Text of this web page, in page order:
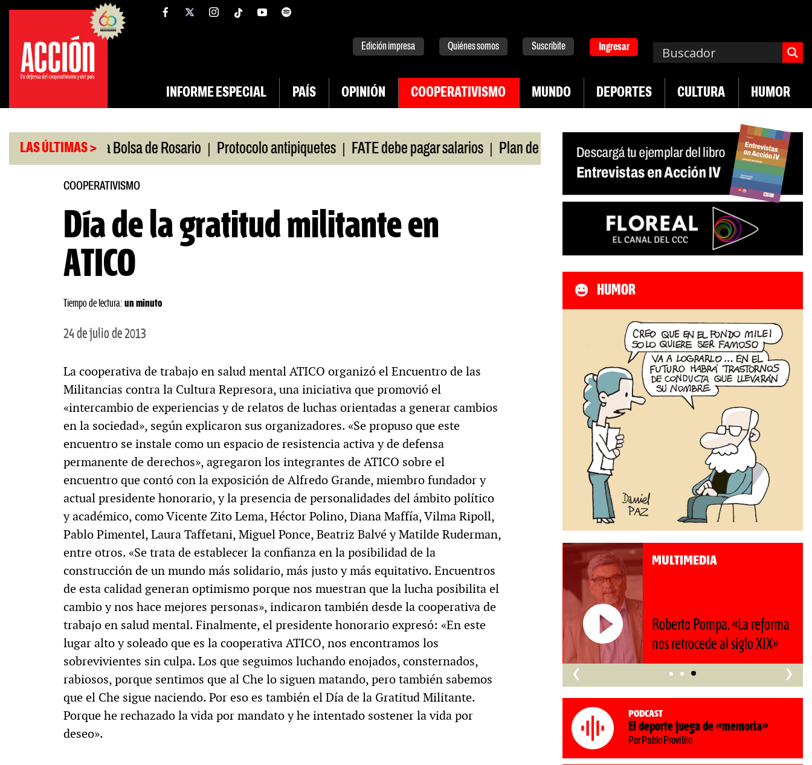
Saltar
contenido
facebooktwitterinstagram
Edición impresa Quiénes somos Suscribite Ingresar
INFORME ESPECIAL PAÍS OPINIÓN COOPERATIVISMO MUNDO DEPORTES CULTURA HUMOR
LAS ÚLTIMAS >
Caputo en la Bolsa de Rosario | Protocolo antipiquetes | FATE debe pagar salarios | Plan de lucha de UTEP | Exportaciones del agro | Crece
COOPERATIVISMO
Día de la gratitud militante en
ATICO
Tiempo de lectura: un minuto
24 de julio de 2013
La cooperativa de trabajo en salud mental ATICO organizó el Encuentro de las
Militancias contra la Cultura Represora, una iniciativa que promovió el
«intercambio de experiencias y de relatos de luchas orientadas a generar cambios
en la sociedad», según explicaron sus organizadores. «Se propuso que este
encuentro se instale como un espacio de resistencia activa y de defensa
permanente de derechos», agregaron los integrantes de ATICO sobre el
encuentro que contó con la exposición de Alfredo Grande, miembro fundador y
actual presidente honorario, y la presencia de personalidades del ámbito político
y académico, como Vicente Zito Lema, Héctor Polino, Diana Maffía, Vilma Ripoll,
Pablo Pimentel, Laura Taffetani, Miguel Ponce, Beatriz Balvé y Matilde Ruderman,
entre otros. «Se trata de establecer la confianza en la posibilidad de la
construcción de un mundo más solidario, más justo y más equitativo. Encuentros
de esta calidad generan optimismo porque nos muestran que la lucha posibilita el
cambio y nos hace mejores personas», indicaron también desde la cooperativa de
trabajo en salud mental. Finalmente, el presidente honorario expresó: «En este
lugar alto y soleado que es la cooperativa ATICO, nos encontramos los
sobrevivientes sin culpa. Los que seguimos luchando enojados, consternados,
rabiosos, porque sentimos que al Che lo siguen matando, pero también sabemos
que el Che sigue naciendo. Por eso es también el Día de la Gratitud Militante.
Porque he rechazado la vida por mandato y he intentado sostener la vida por
deseo».
HUMOR
«La reforma
MULTIMEDIA
60º aniversario de Acción.
Periodismo con historia
MULTIMEDIA
Rocambole. Imágenes
paganas
MULTIMEDIA
Roberto Pompa. «La reforma
nos retrocede al siglo XIX»
‹ ›
Podcast
El deporte juega de «memoria»
Por Pablo Provitilo